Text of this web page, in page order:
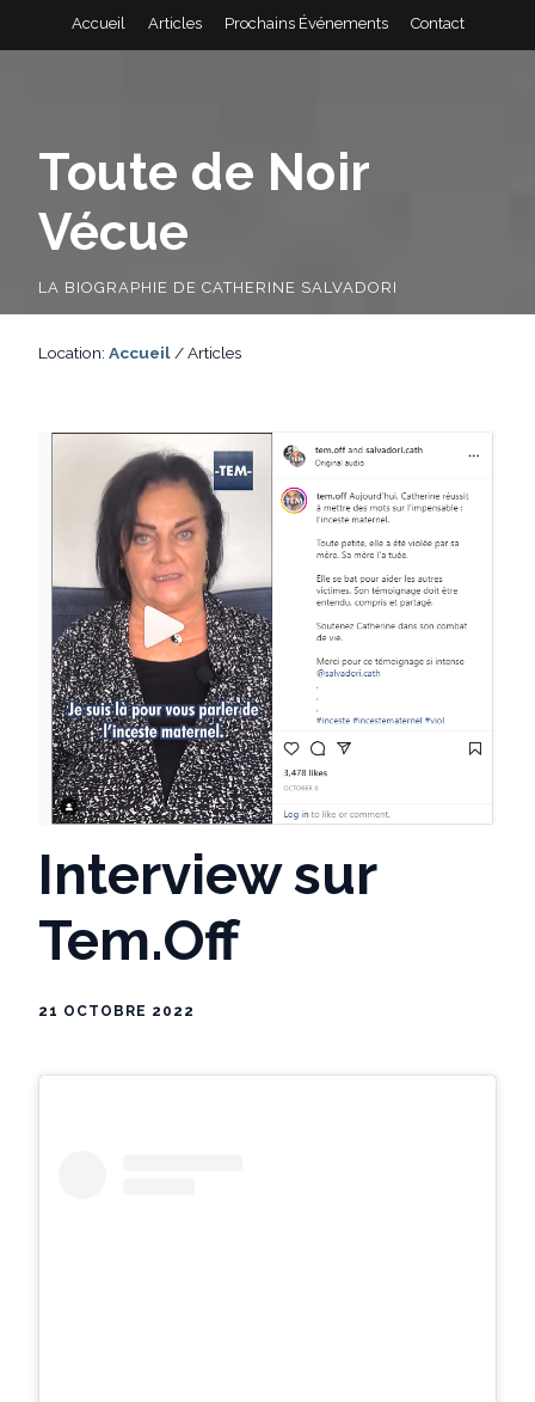
Accueil Articles Prochains Événements Contact
Toute de Noir
Vécue
LA BIOGRAPHIE DE CATHERINE SALVADORI
Location: Accueil /Articles
Interview sur
Tem.Off
21 OCTOBRE 2022